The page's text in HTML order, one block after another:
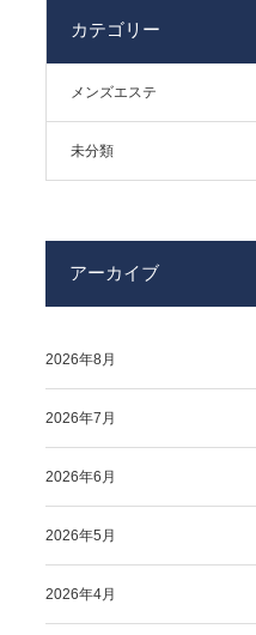
カテゴリー
メンズエステ
未分類
アーカイブ
2026年8月
2026年7月
2026年6月
2026年5月
2026年4月